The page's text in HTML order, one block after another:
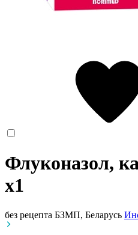
Флуконазол,
x1
без рецепта БЗМП, Беларусь